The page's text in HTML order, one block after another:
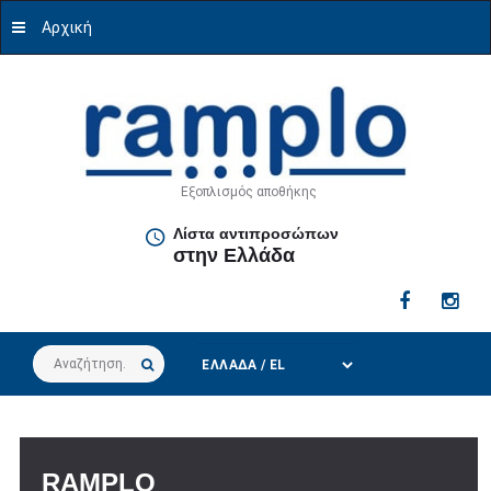
Εξοπλισμός αποθήκης
Λίστα αντιπροσώπων
στην Ελλάδα
Αρχική
Αναζήτηση...
RAMPLO
RAMPLO
RAMPLO